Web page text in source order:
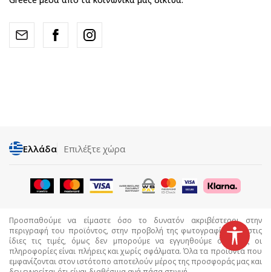
Ελλάδα Επιλέξτε χώρα
Προσπαθούμε να είμαστε όσο το δυνατόν ακριβέστεροι στην
περιγραφή του προϊόντος, στην προβολή της φωτογραφίας και στις
ίδιες τις τιμές, όμως δεν μπορούμε να εγγυηθούμε ότι όλες οι
πληροφορίες είναι πλήρεις και χωρίς σφάλματα. Όλα τα προϊόντα που
εμφανίζονται στον ιστότοπο αποτελούν μέρος της προσφοράς μας και